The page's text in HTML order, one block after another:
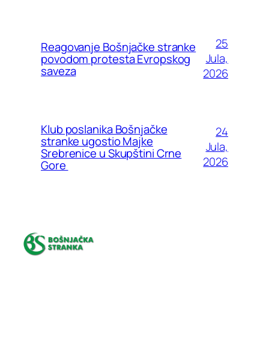
Reagovanje Bošnjačke stranke
povodom protesta Evropskog
saveza
25
Jula,
2026
Klub poslanika Bošnjačke
stranke ugostio Majke
Srebrenice u Skupštini Crne
Gore
24
Jula,
2026